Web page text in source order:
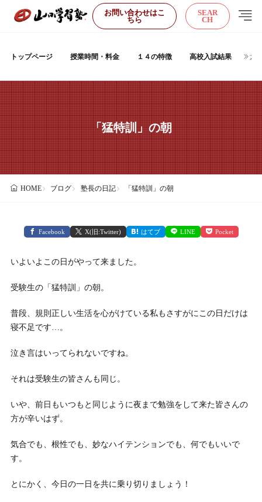
お問い合わせはこ
ちら
SEAR
CH
トップページ 授業時間・料金 １４の特徴 高校入試結果 大
「猛特訓」の朝
HOME ブログ 塾長の日記 「猛特訓」の朝
Facebook X(旧:Twitter) はてブ LINE Pocket
いよいよこの日がやって来ました。
受験生の「猛特訓」の朝。
普段、規則正しい生活を心がけている私もさすがにこの日だけは
寝不足です…。
泣き言はいってられないですね。
それは受験生の皆さんも同じ。
いや、前日もいつもと同じように夜まで勉強をして来た皆さんの
方が辛いはず。
気合でも、根性でも、妙なハイテンションでも、何でもいいで
す。
とにかく、今日の一日を共に乗り切りましょう！